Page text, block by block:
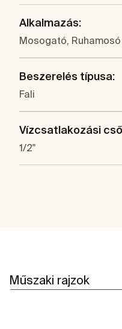
Alkalmazás:
Mosogató,
Beszerelés típusa:
Fali
Vízcsatlakozási
1/2"
Műszaki rajzok